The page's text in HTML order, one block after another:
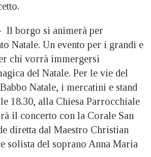
Il borgo si animerà per
Natale. Un evento per i grandi e
chi vorrà immergersi
del Natale. Per le vie del
Natale, i mercatini e stand
18.30, alla Chiesa Parrocchiale
il concerto con la Corale San
diretta dal Maestro Christian
solista del soprano Anna Maria